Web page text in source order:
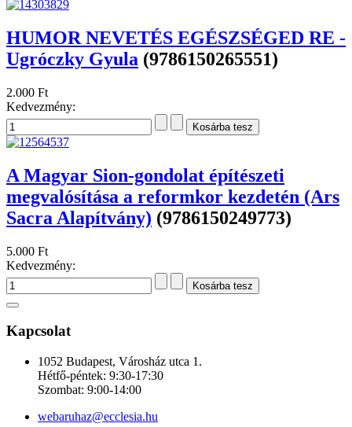
HUMOR NEVETÉS EGÉSZSÉGED RE -
Ugróczky Gyula (9786150265551)
2.000 Ft
Kedvezmény:
A Magyar Sion-gondolat építészeti
megvalósítása a reformkor kezdetén (Ars
Sacra Alapítvány) (9786150249773)
5.000 Ft
Kedvezmény:
Kapcsolat
1052 Budapest, Városház utca 1.
Hétfő-péntek: 9:30-17:30
Szombat: 9:00-14:00
webaruhaz@ecclesia.hu